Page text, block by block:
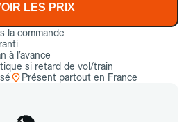
LES PRIX
la commande
à l’avance
si retard de vol/train
Présent partout en France